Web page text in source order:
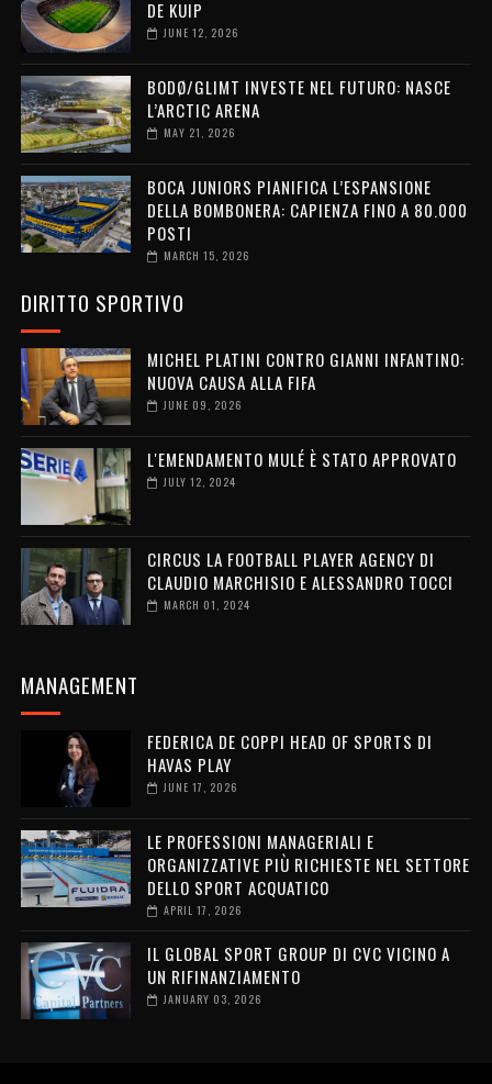
DE KUIP
JUNE 12, 2026
BODØ/GLIMT INVESTE NEL FUTURO: NASCE
L’ARCTIC ARENA
MAY 21, 2026
BOCA JUNIORS PIANIFICA L’ESPANSIONE
DELLA BOMBONERA: CAPIENZA FINO A 80.000
POSTI
MARCH 15, 2026
DIRITTO SPORTIVO
MICHEL PLATINI CONTRO GIANNI INFANTINO:
NUOVA CAUSA ALLA FIFA
JUNE 09, 2026
L'EMENDAMENTO MULÉ È STATO APPROVATO
JULY 12, 2024
CIRCUS LA FOOTBALL PLAYER AGENCY DI
CLAUDIO MARCHISIO E ALESSANDRO TOCCI
MARCH 01, 2024
MANAGEMENT
FEDERICA DE COPPI HEAD OF SPORTS DI
HAVAS PLAY
JUNE 17, 2026
LE PROFESSIONI MANAGERIALI E
ORGANIZZATIVE PIÙ RICHIESTE NEL SETTORE
DELLO SPORT ACQUATICO
APRIL 17, 2026
IL GLOBAL SPORT GROUP DI CVC VICINO A
UN RIFINANZIAMENTO
JANUARY 03, 2026